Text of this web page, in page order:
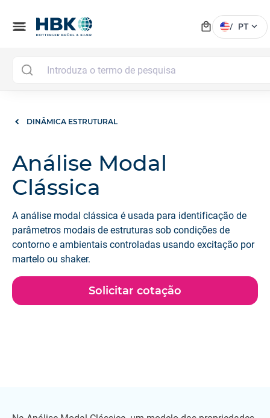
menu local_mall / PT expand_more
DINÂMICA ESTRUTURAL
Análise Modal
Clássica
A análise modal clássica é usada para identificação de
parâmetros modais de estruturas sob condições de
contorno e ambientais controladas usando excitação por
martelo ou shaker.
Solicitar cotação